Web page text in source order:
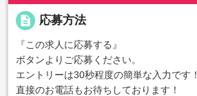
description 応募方法
『この求人に応募する』
ボタンよりご応募ください。
エントリーは30秒程度の簡単な入力です！
直接のお電話もお待ちしております！